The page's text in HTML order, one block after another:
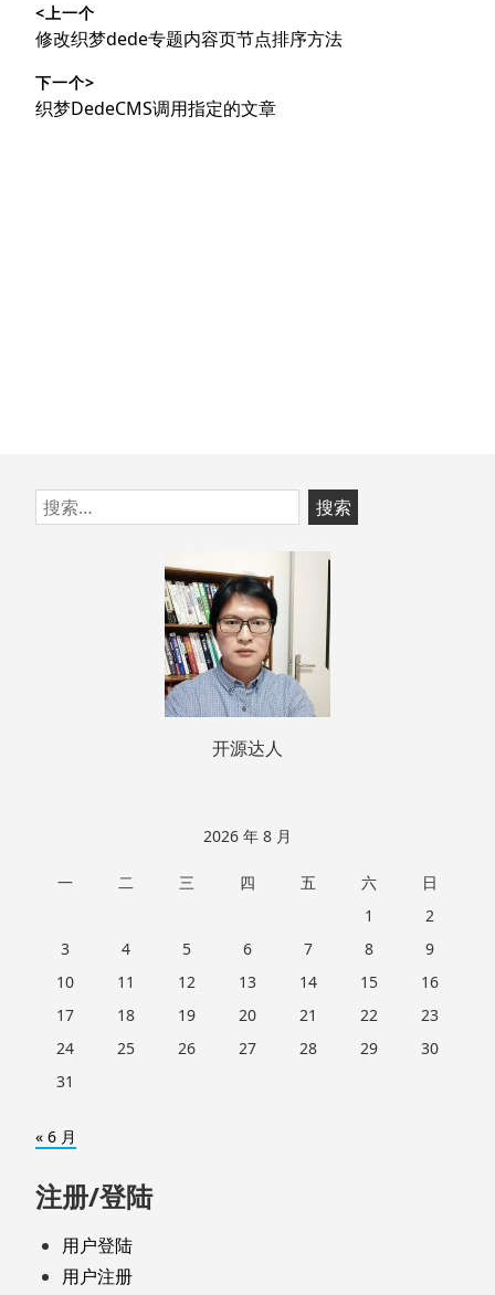
章
导
航
<上一个
上
文
章：
修改织梦dede专题内容页节点排序方法
下一个>
下
织梦DedeCMS调用指定的文章
跳
至
搜
索：
开源达人
2026 年 8 月
一 二 三 四 五 六
日
1
2
3
4 5 6 7 8
9
10
11 12 13 14 15
16
17
18 19 20 21 22
23
24
25 26 27 28 29
30
31
« 6 月
注册/登陆
用户登陆
用户注册